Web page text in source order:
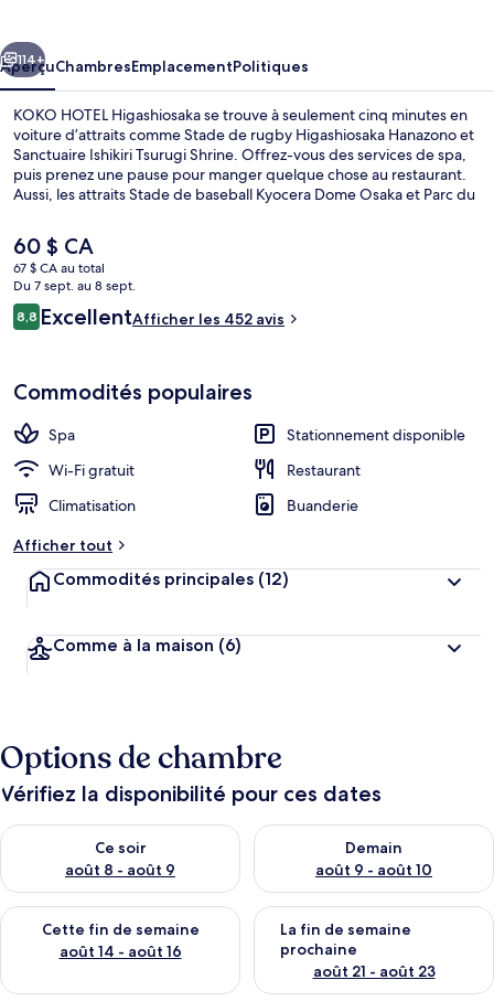
Suivant
114+
AperçuChambresEmplacementPolitiques
KOKO HOTEL Higashiosaka se trouve à seulement cinq minutes en
voiture d’attraits comme Stade de rugby Higashiosaka Hanazono et
Sanctuaire Ishikiri Tsurugi Shrine. Offrez-vous des services de spa,
puis prenez une pause pour manger quelque chose au restaurant.
Aussi, les attraits Stade de baseball Kyocera Dome Osaka et Parc du
voyageurs adorent l’état général de l’hébergement. Le transport en
commun se trouve à quelques minutes de marche : Station de
métro Nagata se trouve à 2 minutes et Gare Aramoto est
à 14 minutes.
Le
prix
actuel
est
de 60 $ CA
60 $ CA
67 $ CA au total
Du 7 sept. au 8 sept.
Avis
8,88,8 sur 10 –
ExcellentAfficher les 452 avis
Commodités populaires
Spa
Stationnement disponible
Wi-Fi gratuit
Restaurant
Climatisation
Buanderie
Afficher tout
Commodités principales (12)
Comme à la maison (6)
Options de chambre
Vérifiez la disponibilité pour ces dates
Ce soir
août 8 - août 9
Vérifier la disponibilité pour ce soir août 8 - août 9
Demain
août 9 - août 10
Vérifier la disponibilité pour
Cette fin de semaine
août 14 - août 16
Vérifier la disponibilité pour cette fin de semaine août 14 -
La fin de semaine
prochaine
août 21 - août 23
Vérifier la disponibilité pour